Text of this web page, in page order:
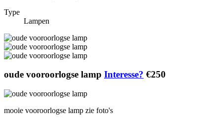
Type
Lampen
oude vooroorlogse lamp Interesse? €250
mooie vooroorlogse lamp zie foto's